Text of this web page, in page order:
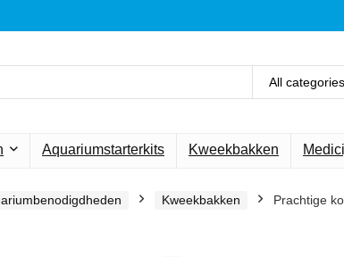
All categories
Aquariumstarterkits Kweekbakken
Kweekbakken
Prachtige